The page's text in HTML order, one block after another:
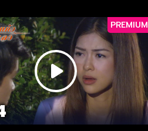
PREMIUM